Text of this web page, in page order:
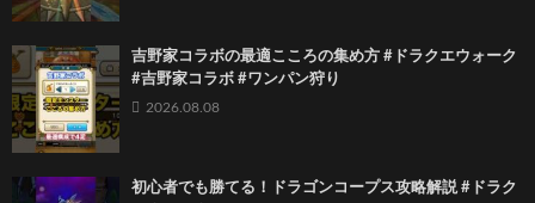
吉野家コラボの最適こころの集め方 #ドラクエウォーク
#吉野家コラボ #ワンパン狩り
2026.08.08
初心者でも勝てる！ドラゴンコープス攻略解説 #ドラク